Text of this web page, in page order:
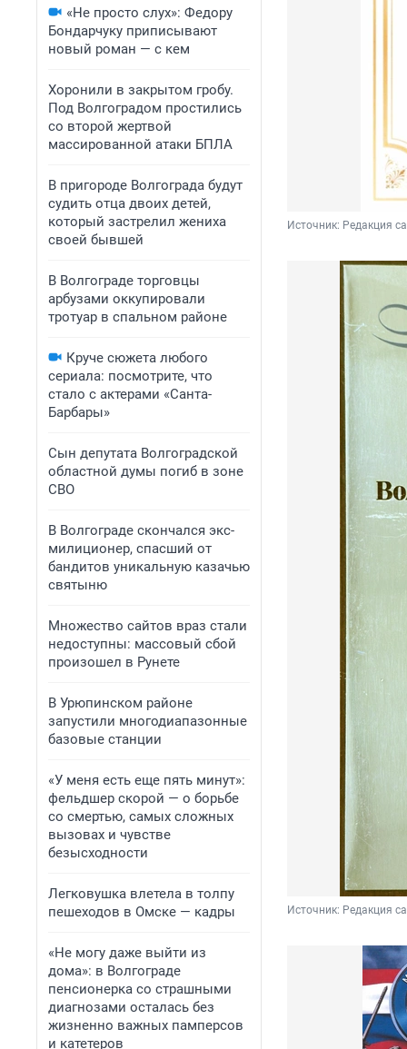
«Не просто слух»: Федору
Бондарчуку приписывают
новый роман — с кем
Хоронили в закрытом гробу.
Под Волгоградом простились
со второй жертвой
массированной атаки БПЛА
В пригороде Волгограда будут
судить отца двоих детей,
который застрелил жениха
своей бывшей
В Волгограде торговцы
арбузами оккупировали
тротуар в спальном районе
Круче сюжета любого
сериала: посмотрите, что
стало с актерами «Санта-
Барбары»
Сын депутата Волгоградской
областной думы погиб в зоне
СВО
В Волгограде скончался экс-
милиционер, спасший от
бандитов уникальную казачью
святыню
Множество сайтов враз стали
недоступны: массовый сбой
произошел в Рунете
В Урюпинском районе
запустили многодиапазонные
базовые станции
«У меня есть еще пять минут»:
фельдшер скорой — о борьбе
со смертью, самых сложных
вызовах и чувстве
безысходности
Легковушка влетела в толпу
пешеходов в Омске — кадры
«Не могу даже выйти из
дома»: в Волгограде
пенсионерка со страшными
диагнозами осталась без
жизненно важных памперсов
и катетеров
Источник: Редакция
Источник: Редакция